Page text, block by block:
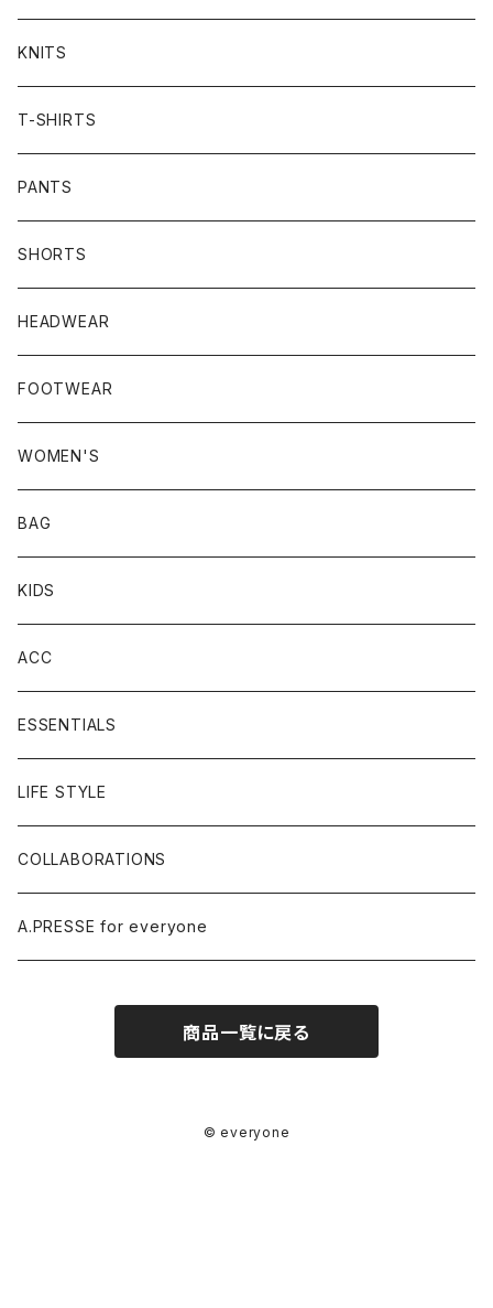
KNITS
T-SHIRTS
PANTS
SHORTS
HEADWEAR
FOOTWEAR
WOMEN'S
BAG
KIDS
ACC
ESSENTIALS
LIFE STYLE
COLLABORATIONS
A.PRESSE for everyone
商品一覧に戻る
© everyone